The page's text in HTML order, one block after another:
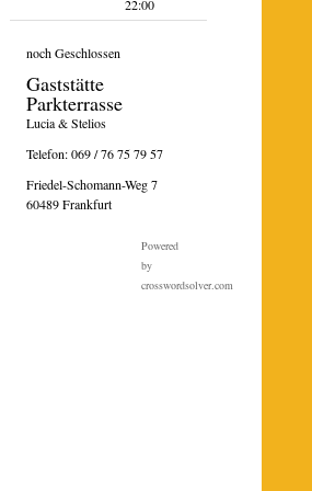
22:00
noch Geschlossen
Gaststätte
Parkterrasse
Lucia & Stelios
Telefon:069 / 76 75 79 57
Friedel-Schomann-Weg 7
60489 Frankfurt
Powered
by
crosswordsolver.com